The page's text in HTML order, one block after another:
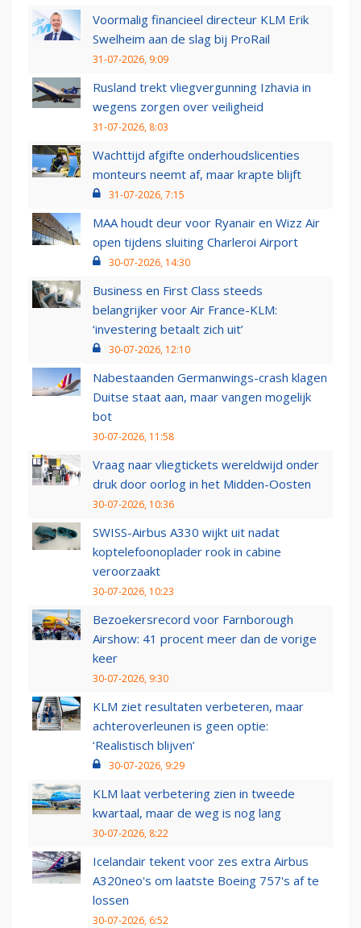
Voormalig financieel directeur KLM Erik
Swelheim aan de slag bij ProRail
31-07-2026, 9:09
Rusland trekt vliegvergunning Izhavia in
wegens zorgen over veiligheid
31-07-2026, 8:03
Wachttijd afgifte onderhoudslicenties
monteurs neemt af, maar krapte blijft
31-07-2026, 7:15
MAA houdt deur voor Ryanair en Wizz Air
open tijdens sluiting Charleroi Airport
30-07-2026, 14:30
Business en First Class steeds
belangrijker voor Air France-KLM:
‘investering betaalt zich uit’
30-07-2026, 12:10
Nabestaanden Germanwings-crash klagen
Duitse staat aan, maar vangen mogelijk
bot
30-07-2026, 11:58
Vraag naar vliegtickets wereldwijd onder
druk door oorlog in het Midden-Oosten
30-07-2026, 10:36
SWISS-Airbus A330 wijkt uit nadat
koptelefoonoplader rook in cabine
veroorzaakt
30-07-2026, 10:23
Bezoekersrecord voor Farnborough
Airshow: 41 procent meer dan de vorige
keer
30-07-2026, 9:30
KLM ziet resultaten verbeteren, maar
achteroverleunen is geen optie:
‘Realistisch blijven’
30-07-2026, 9:29
KLM laat verbetering zien in tweede
kwartaal, maar de weg is nog lang
30-07-2026, 8:22
Icelandair tekent voor zes extra Airbus
A320neo's om laatste Boeing 757's af te
lossen
30-07-2026, 6:52